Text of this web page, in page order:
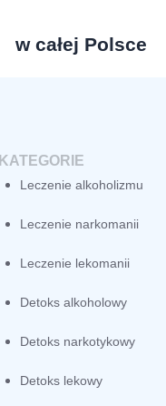
w całej Polsce
KATEGORIE
Leczenie alkoholizmu
Leczenie narkomanii
Leczenie lekomanii
Detoks alkoholowy
Detoks narkotykowy
Detoks lekowy